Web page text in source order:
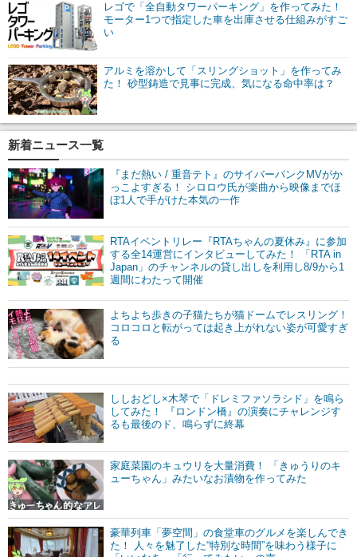
レゴで「全自動タワーパーキング」を作ってみた！
モーター1つで指定した車を出庫させる仕組みがすご
い
アルミを溶かして「スリングショット」を作ってみ
た！ 砂型鋳造で見事に完成、気になる命中率は？
新着ニュース一覧
『まだ熱い / 重音テト』のサイバーパンクMVがか
っこよすぎる！ シロロウ氏が楽曲から映像までほ
ぼ1人で手がけた本気の一作
RTAイベントリレー『RTAちゃんの夏休み』に参加
する全14運営にインタビューしてみた！ 「RTA in
Japan」のチャンネルの貸し出しを利用し8/9から1
週間にわたって開催
よちよち歩きの子猫たちが猫ドームでレスリング！
コロコロと転がっては起き上がれない姿が可愛すぎ
る
ししおどし×木琴で「ドレミファソラシド」を鳴ら
してみた！ 『ロンドン橋』の演奏にチャレンジす
るも最後のド、鳴らずに終幕
家庭菜園のキュウリを大量消費！ 「きゅうりのキ
ューちゃん」みたいなお漬物を作ってみた
豪華列車「夢空間」の食堂車のグルメを楽しんでき
た！ 人々を魅了した“特別な時間”を味わう様子に